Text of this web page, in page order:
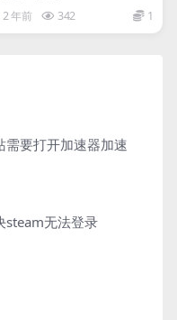
2 年前 342 1
需要打开加速器加速
steam无法登录